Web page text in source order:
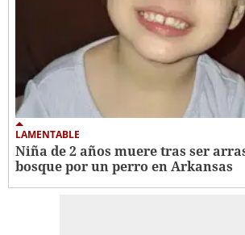
LAMENTABLE
Niña de 2 años muere tras ser
bosque por un perro en Arkansas